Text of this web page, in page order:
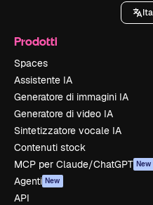
Prodotti
Spaces
Assistente IA
Generatore di immagini IA
Generatore di video IA
Sintetizzatore vocale IA
Contenuti stock
MCP per Claude/ChatGPT New
Agenti New
API